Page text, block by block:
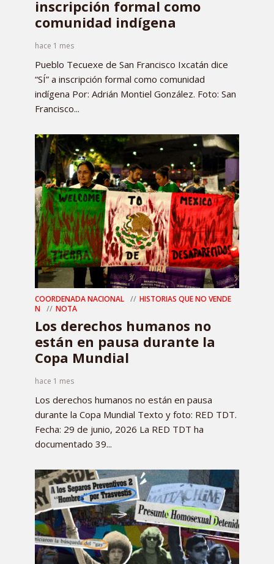
inscripción formal como
comunidad indígena
hace 1 mes
Pueblo Tecuexe de San Francisco Ixcatán dice
“SÍ” a inscripción formal como comunidad
indígena Por: Adrián Montiel González. Foto: San
Francisco...
COORDENADA NACIONAL
HISTORIAS QUE NO VENDE
N
NOTA
Los derechos humanos no
están en pausa durante la
Copa Mundial
hace 1 mes
Los derechos humanos no están en pausa
durante la Copa Mundial Texto y foto: RED TDT.
Fecha: 29 de junio, 2026 La RED TDT ha
documentado 39...